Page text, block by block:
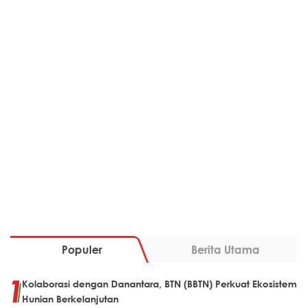
Populer Berita Utama
Kolaborasi dengan Danantara, BTN (BBTN) Perkuat Ekosistem
Hunian Berkelanjutan